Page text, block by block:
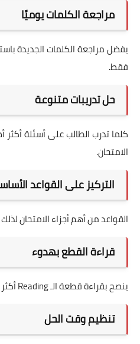
مراجعة الكلمات يوميًا
يفضل مراجعة الكلمات الجديدة
فقط.
حل تدريبات متنوعة
كلما تدرب الطالب على أسئلة
الامتحان.
التركيز على القواعد
القواعد من أهم أجزاء الامتحان
قراءة القطع بهدوء
ينصح بقراءة قطعة الـ Reading أكثر من مرة لفهم المطلوب بدقة.
تنظيم وقت الحل